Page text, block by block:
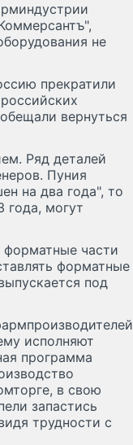
не
прекратили
вернуться
Ряд деталей
Пуния
на два года", то
года, могут
форматные части
форматные
под
исполняют
программа
в свою
запастись
трудности с